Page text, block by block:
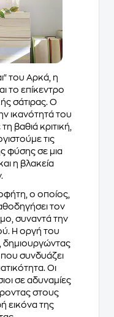
του Αρκά, η
το επίκεντρο
σάτιρας. Ο
ικανότητά του
βαθιά κριτική,
τις
φύσης σε μια
η βλακεία
ο οποίος,
τον
συναντά την
Η οργή του
δημιουργώντας
συνδυάζει
Οι
σε αδυναμίες
στους
εικόνα της